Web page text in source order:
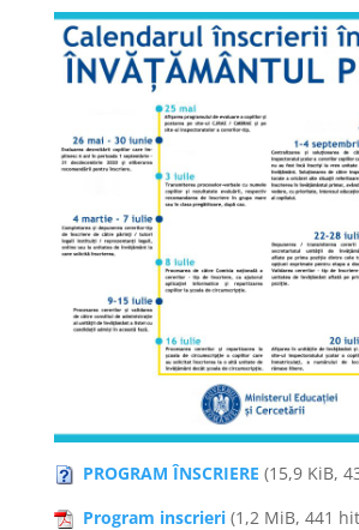
PROGRAM ÎNSCRIERE (15,9 KiB,
Program inscrieri(1,2 MiB, 441